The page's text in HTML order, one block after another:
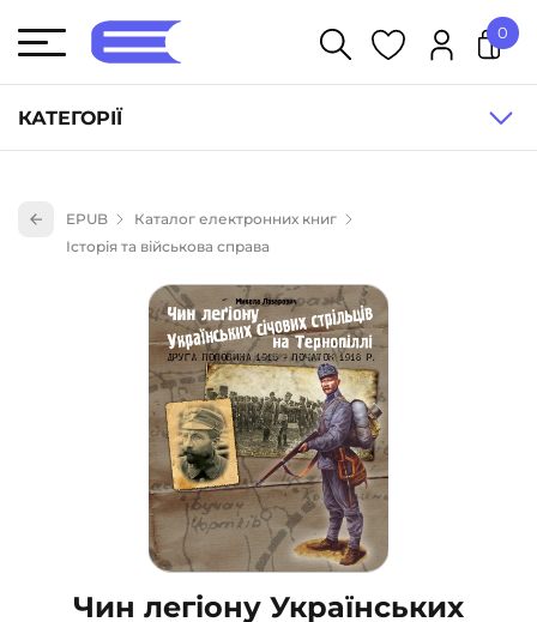
КАТЕГОРІЇ
Книги для дітей (835)
Науково-популярна література (1015)
Навчальна література та посібники (527)
Енциклопедії, довідники, словники (55)
Подарункові сертифікати (1)
0
EPUB
Каталог електронних книг
Історія та військова справа
Чин легіону Українських